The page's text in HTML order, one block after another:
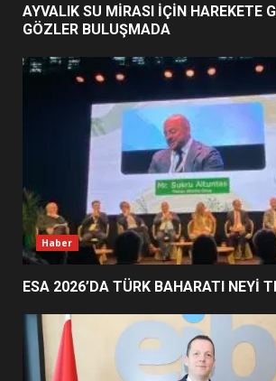
2
EİB’DE KRİTİK
DEĞİŞECEK?
4
EDREMİT’İN
FİNALİNDE NE
5
UZATILDI: NE
AYVALIK SU MİRASI İÇİN HAREKETE
GÖZLER BULUŞMADA
Haber
ESA 2026’DA TÜRK BAHARATI NEYİ